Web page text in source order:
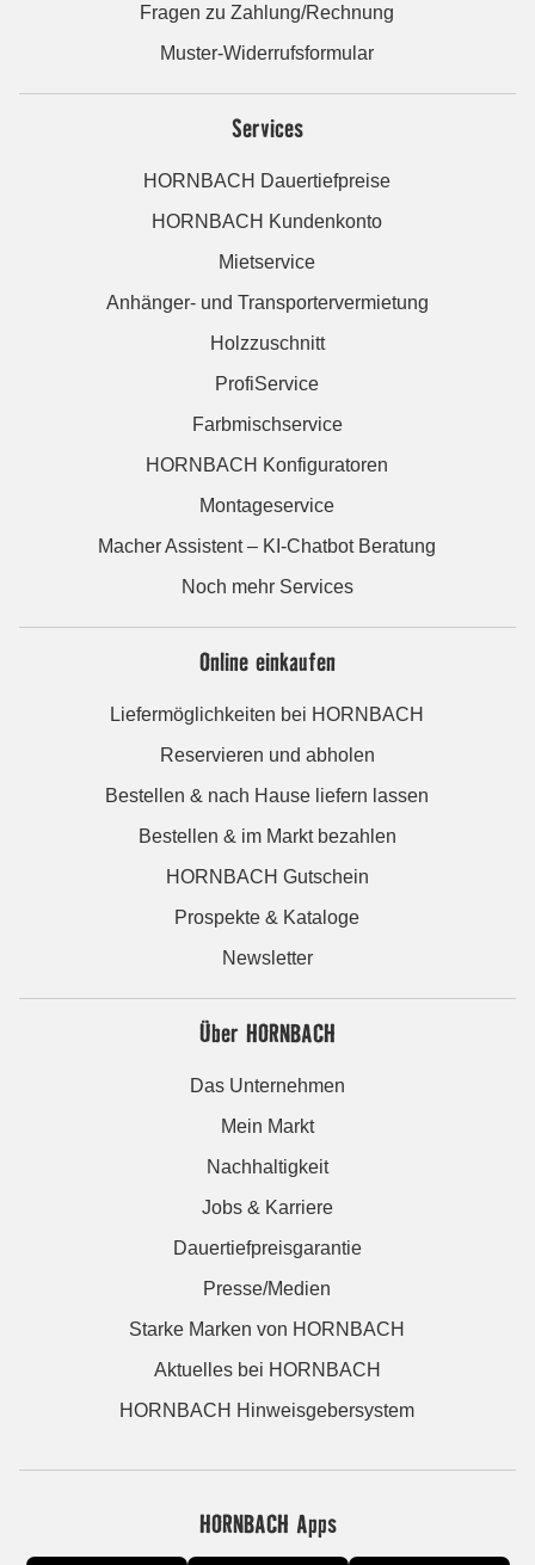
Fragen zu Zahlung/Rechnung
Muster-Widerrufsformular
Services
HORNBACH Dauertiefpreise
HORNBACH Kundenkonto
Mietservice
Anhänger- und Transportervermietung
Holzzuschnitt
ProfiService
Farbmischservice
HORNBACH Konfiguratoren
Montageservice
Macher Assistent – KI-Chatbot Beratung
Noch mehr Services
Online einkaufen
Liefermöglichkeiten bei HORNBACH
Reservieren und abholen
Bestellen & nach Hause liefern lassen
Bestellen & im Markt bezahlen
HORNBACH Gutschein
Prospekte & Kataloge
Newsletter
Über HORNBACH
Das Unternehmen
Mein Markt
Nachhaltigkeit
Jobs & Karriere
Dauertiefpreisgarantie
Presse/Medien
Starke Marken von HORNBACH
Aktuelles bei HORNBACH
HORNBACH Hinweisgebersystem
HORNBACH Apps